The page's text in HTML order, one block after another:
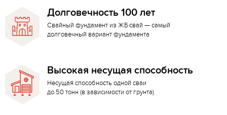
Долговечность 100 лет
Свайный фундамент из ЖБ свай — самый
долговечный вариант фундамента
Высокая несущая способность
Несущая способность одной сваи
до 50 тонн (в зависимости от грунта)